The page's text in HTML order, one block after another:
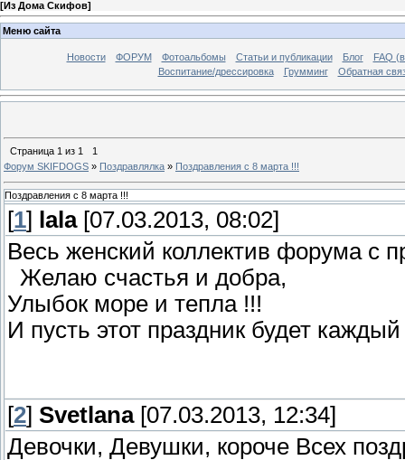
[Из Дома Скифов]
Меню сайта
Новости ФОРУМ Фотоальбомы Статьи и публикации Блог
FAQ
Воспитание/дрессировка
Грумминг Обратная
Страница 1 из 1
1
Форум SKIFDOGS » Поздравлялка » Поздравления с 8 марта !!!
Поздравления с 8 марта !!!
[1] lala[07.03.2013, 08:02]
Весь женский коллектив форума с
Желаю счастья и добра,
Улыбок море и тепла !!!
И пусть этот праздник будет
[2] Svetlana[07.03.2013, 12:34]
Девочки, Девушки, короче Всех